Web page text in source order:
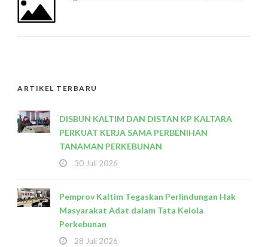
ARTIKEL TERBARU
DISBUN KALTIM DAN DISTAN KP KALTARA
PERKUAT KERJA SAMA PERBENIHAN
TANAMAN PERKEBUNAN
30 Juli 2026
Pemprov Kaltim Tegaskan Perlindungan Hak
Masyarakat Adat dalam Tata Kelola
Perkebunan
28 Juli 2026